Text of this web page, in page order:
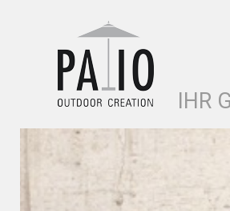
IHR